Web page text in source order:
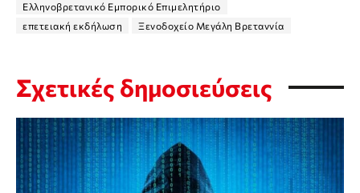
Ελληνοβρετανικό Εμπορικό Επιμελητήριο
επετειακή εκδήλωση
Ξενοδοχείο Μεγάλη Βρεταννία
Σχετικές δημοσιεύσεις